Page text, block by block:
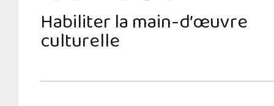
Habiliter la main-d’œuvre
culturelle